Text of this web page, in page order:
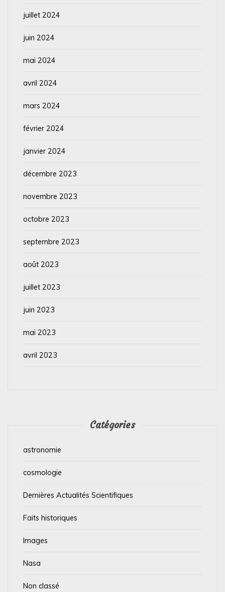
juillet 2024
juin 2024
mai 2024
avril 2024
mars 2024
février 2024
janvier 2024
décembre 2023
novembre 2023
octobre 2023
septembre 2023
août 2023
juillet 2023
juin 2023
mai 2023
avril 2023
Catégories
astronomie
cosmologie
Dernières Actualités Scientifiques
Faits historiques
Images
Nasa
Non classé